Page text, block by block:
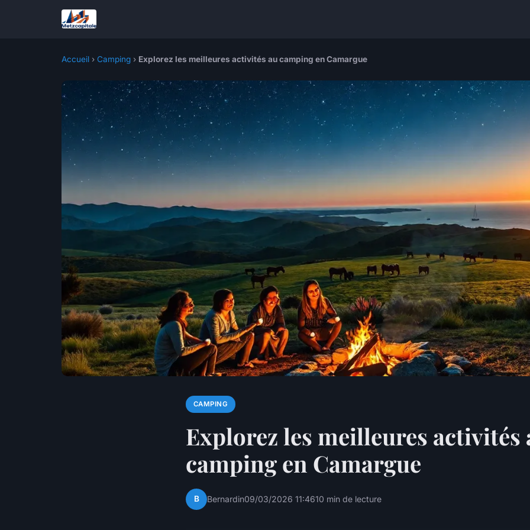
Accueil › Camping › Explorez les meilleures activités au camping en Camargue
CAMPING
Explorez les meilleures activités
camping en Camargue
B Bernardin09/03/2026 11:4610 min de lecture